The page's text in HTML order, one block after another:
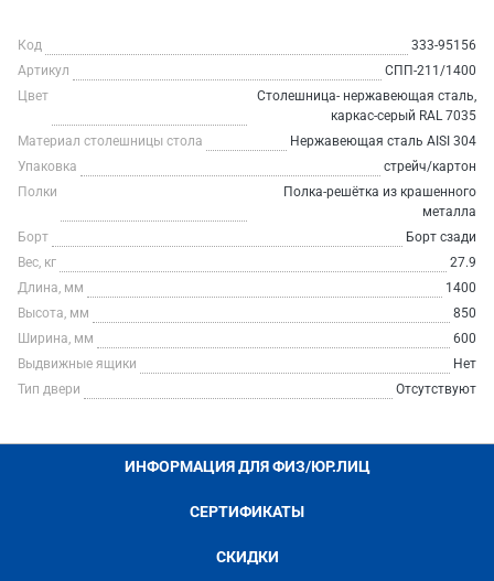
Код
333-95156
Артикул
СПП-211/1400
Цвет
Столешница- нержавеющая сталь,
каркас-серый RAL 7035
Материал столешницы стола
Нержавеющая сталь AISI 304
Упаковка
стрейч/картон
Полки
Полка-решётка из крашенного
металла
Борт
Борт сзади
Вес, кг
27.9
Длина, мм
1400
Высота, мм
850
Ширина, мм
600
Выдвижные ящики
Нет
Тип двери
Отсутствуют
ИНФОРМАЦИЯ ДЛЯ ФИЗ/ЮР.ЛИЦ
СЕРТИФИКАТЫ
СКИДКИ